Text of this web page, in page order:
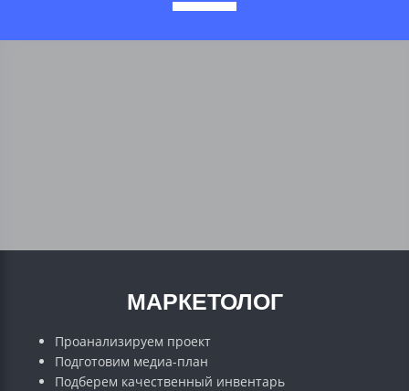
МАРКЕТОЛОГ
Проанализируем проект
Подготовим медиа-план
Подберем качественный инвентарь